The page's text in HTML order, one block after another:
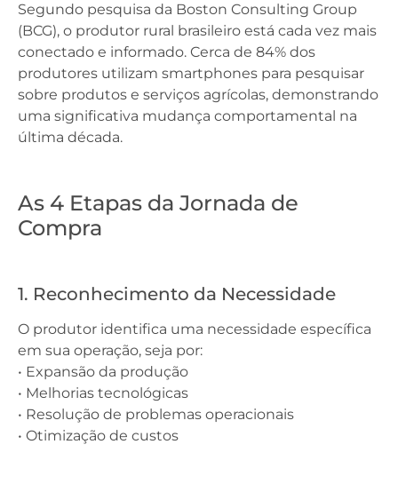
Segundo pesquisa da Boston Consulting Group
(BCG), o produtor rural brasileiro está cada vez mais
conectado e informado. Cerca de 84% dos
produtores utilizam smartphones para pesquisar
sobre produtos e serviços agrícolas, demonstrando
uma significativa mudança comportamental na
última década.
As 4 Etapas da Jornada de
Compra
1. Reconhecimento da Necessidade
O produtor identifica uma necessidade específica
em sua operação, seja por:
• Expansão da produção
• Melhorias tecnológicas
• Resolução de problemas operacionais
• Otimização de custos